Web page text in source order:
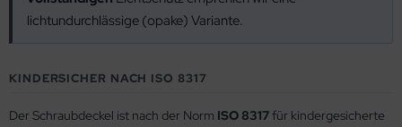
lichtundurchlässige (opake) Variante.
KINDERSICHER NACH ISO 8317
Der Schraubdeckel ist nach der Norm ISO 8317für kindergesicherte